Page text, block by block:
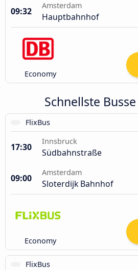
09:32
Amsterdam
Hauptbahnhof
Economy
Schnellste
FlixBus
17:30
Innsbruck
Südbahnstraße
09:00
Amsterdam
Sloterdijk Bahnhof
Economy
FlixBus